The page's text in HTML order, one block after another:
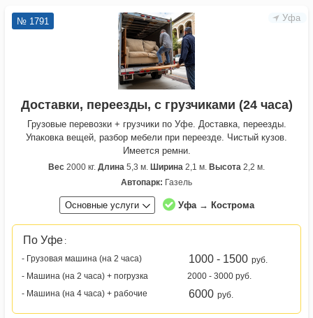
Уфа
№ 1791
Доставки, переезды, с грузчиками (24 часа)
Грузовые перевозки + грузчики по Уфе. Доставка, переезды.
Упаковка вещей, разбор мебели при переезде. Чистый кузов.
Имеется ремни.
Вес 2000 кг. Длина 5,3 м. Ширина 2,1 м. Высота 2,2 м.
Автопарк: Газель
Основные услуги Уфа → Кострома
По Уфе :
- Грузовая машина (на 2 часа)
1000 - 1500 руб.
- Машина (на 2 часа) + погрузка
2000 - 3000 руб.
- Машина (на 4 часа) + рабочие
6000 руб.